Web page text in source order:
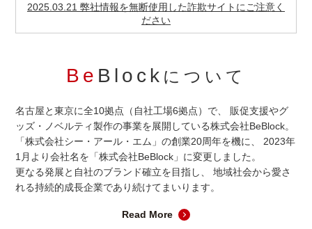
2025.03.21 弊社情報を無断使用した詐欺サイトにご注意く
ださい
Be Block について
名古屋と東京に全10拠点（自社工場6拠点）で、
販促支援やグ
ッズ・ノベルティ製作の事業を展開している株式会社BeBlock。
「株式会社シー・アール・エム」の創業20周年を機に、
2023年
1月より会社名を「株式会社BeBlock」に変更しました。
更なる発展と自社のブランド確立を目指し、
地域社会から愛さ
れる持続的成長企業であり続けてまいります。
Read More